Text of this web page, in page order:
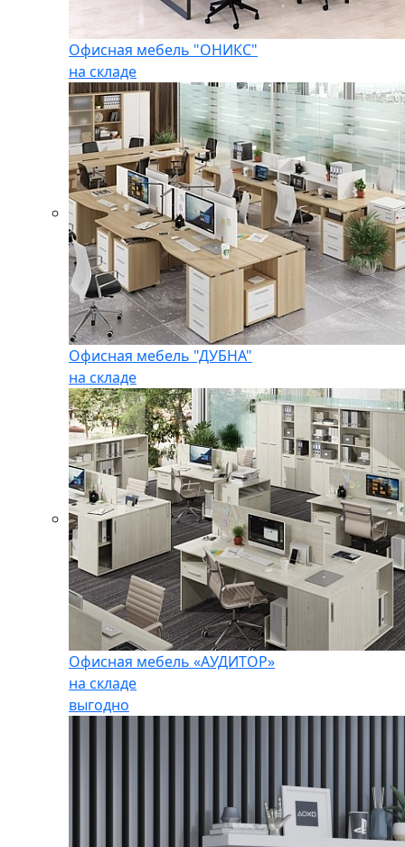
Офисная мебель "ОНИКС"
на складе
Офисная мебель "ДУБНА"
на складе
Офисная мебель «АУДИТОР»
на складе
выгодно